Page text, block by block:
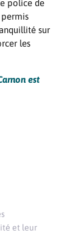
police de
sur
les
est
et leur